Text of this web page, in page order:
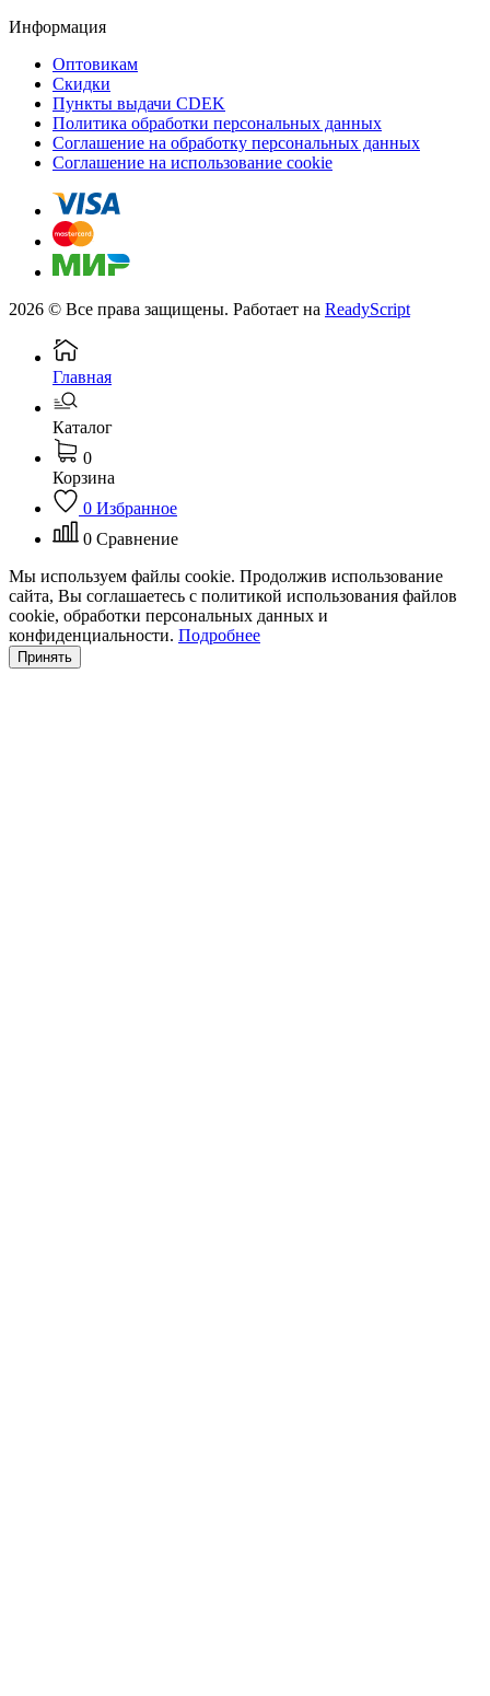
Информация
Оптовикам
Скидки
Пункты выдачи CDEK
Политика обработки персональных данных
Соглашение на обработку персональных данных
Соглашение на использование cookie
2026 © Все права защищены. Работает на ReadyScript
Главная
Каталог
0
Корзина
0 Избранное
0 Сравнение
Мы используем файлы cookie. Продолжив использование
сайта, Вы соглашаетесь с политикой использования файлов
cookie, обработки персональных данных и
конфиденциальности. Подробнее
Принять